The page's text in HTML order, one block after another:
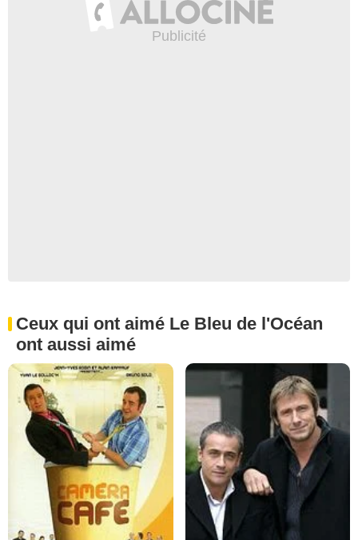
Ceux qui ont aimé Le Bleu de l'Océan
ont aussi aimé